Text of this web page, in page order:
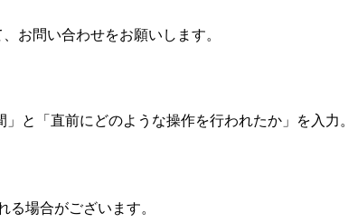
お問い合わせをお願いします。
と「直前にどのような操作を行われたか」を入力。
場合がございます。